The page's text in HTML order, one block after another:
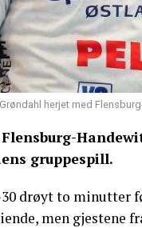
herjet med
gruppespill.
drøyt to minutter
men gjestene